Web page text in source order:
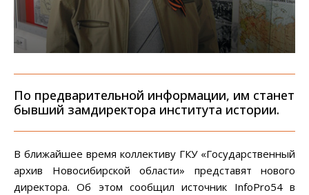
По предварительной информации, им станет
бывший замдиректора института истории.
В ближайшее время коллективу ГКУ «Государственный
архив Новосибирской области» представят нового
директора. Об этом сообщил источник InfoPro54 в